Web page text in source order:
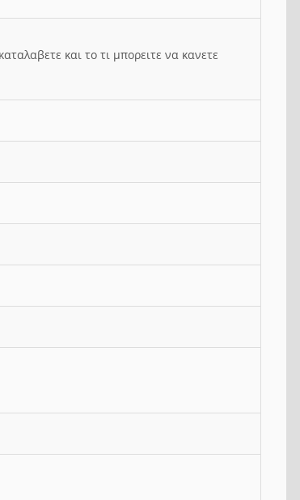
και το τι μπορειτε να κανετε